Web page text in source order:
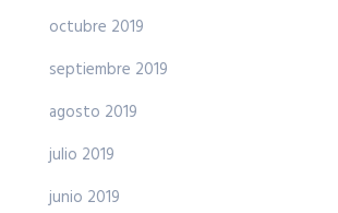
octubre 2019
septiembre 2019
agosto 2019
julio 2019
junio 2019